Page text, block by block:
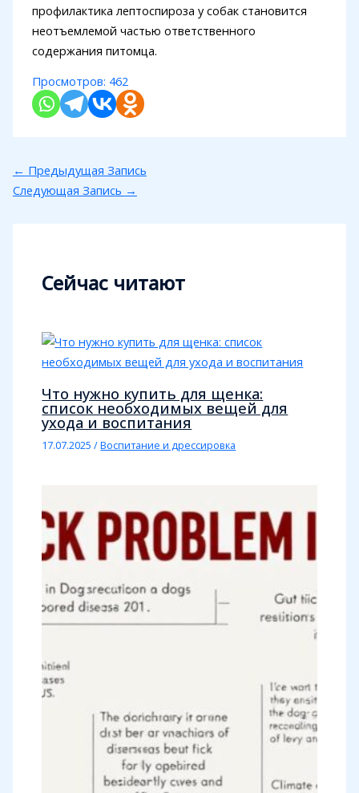
профилактика лептоспироза у собак становится
неотъемлемой частью ответственного
содержания питомца.
Просмотров: 462
← Предыдущая Запись
Следующая Запись →
Сейчас читают
Что нужно купить для щенка:
список необходимых вещей для
ухода и воспитания
17.07.2025/Воспитание и дрессировка